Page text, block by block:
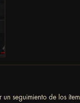
seguimiento de los